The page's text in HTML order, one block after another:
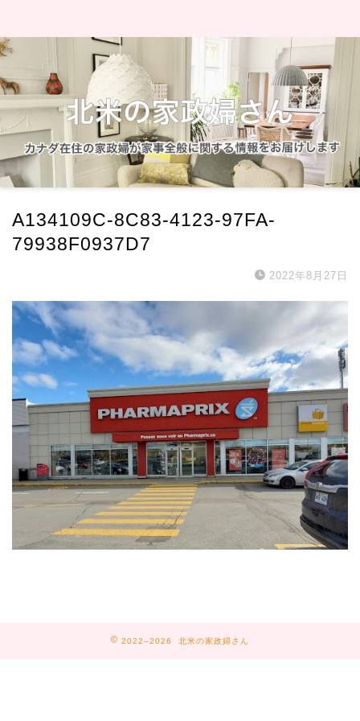
A134109C-8C83-4123-97FA-
79938F0937D7
2022年8月27日
2022–2026 北米の家政婦さん